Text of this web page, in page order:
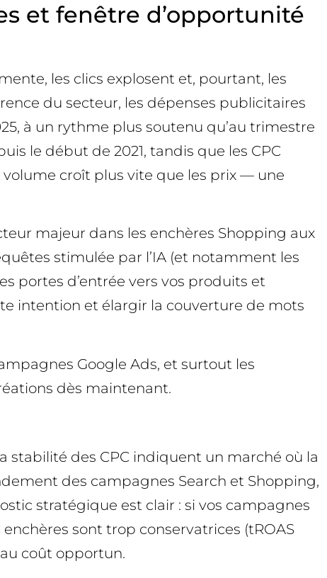
et fenêtre d’opportunité
les clics explosent et, pourtant, les
du secteur, les dépenses publicitaires
à un rythme plus soutenu qu’au trimestre
le début de 2021, tandis que les CPC
croît plus vite que les prix — une
majeur dans les enchères Shopping aux
stimulée par l’IA (et notamment les
portes d’entrée vers vos produits et
intention et élargir la couverture de mots
Google Ads, et surtout les
dès maintenant.
stabilité des CPC indiquent un marché où la
des campagnes Search et Shopping,
stratégique est clair : si vos campagnes
sont trop conservatrices (tROAS
coût opportun.